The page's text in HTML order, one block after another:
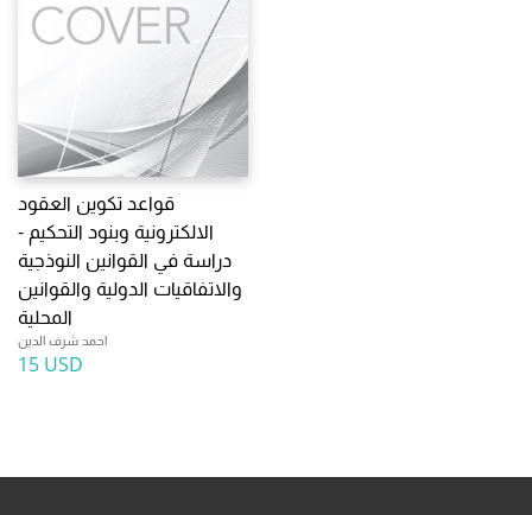
قواعد تكوين العقود
الالكترونية وبنود التحكيم -
دراسة في القوانين النوذجية
والاتفاقيات الدولية والقوانين
المحلية
احمد شرف الدين
15 USD